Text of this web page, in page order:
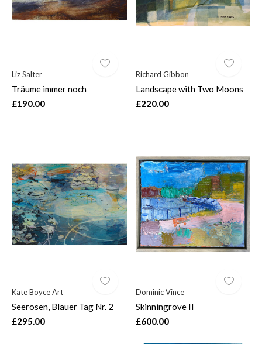
Liz Salter
Träume immer noch
£190.00
Richard Gibbon
Landscape with Two Moons
£220.00
Kate Boyce Art
Seerosen, Blauer Tag Nr. 2
£295.00
Dominic Vince
Skinningrove II
£600.00